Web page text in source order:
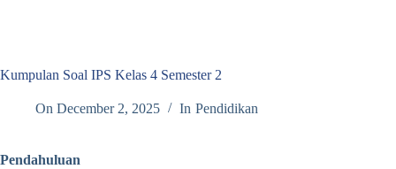
Kumpulan Soal IPS Kelas 4 Semester 2
On December 2, 2025 In Pendidikan
Pendahuluan